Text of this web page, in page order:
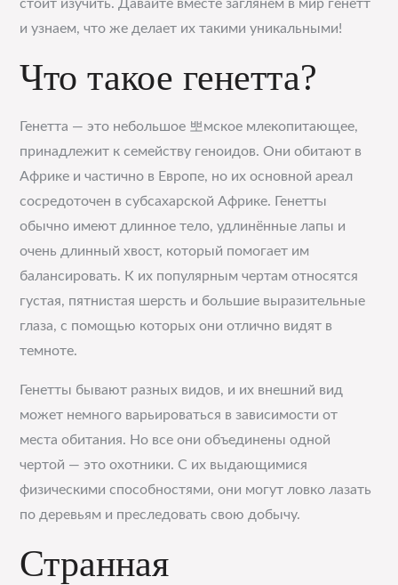
стоит изучить. Давайте вместе заглянем в мир генетт
и узнаем, что же делает их такими уникальными!
Что такое генетта?
Генетта — это небольшое 뽀мское млекопитающее,
принадлежит к семейству геноидов. Они обитают в
Африке и частично в Европе, но их основной ареал
сосредоточен в субсахарской Африке. Генетты
обычно имеют длинное тело, удлинённые лапы и
очень длинный хвост, который помогает им
балансировать. К их популярным чертам относятся
густая, пятнистая шерсть и большие выразительные
глаза, с помощью которых они отлично видят в
темноте.
Генетты бывают разных видов, и их внешний вид
может немного варьироваться в зависимости от
места обитания. Но все они объединены одной
чертой — это охотники. С их выдающимися
физическими способностями, они могут ловко лазать
по деревьям и преследовать свою добычу.
Странная